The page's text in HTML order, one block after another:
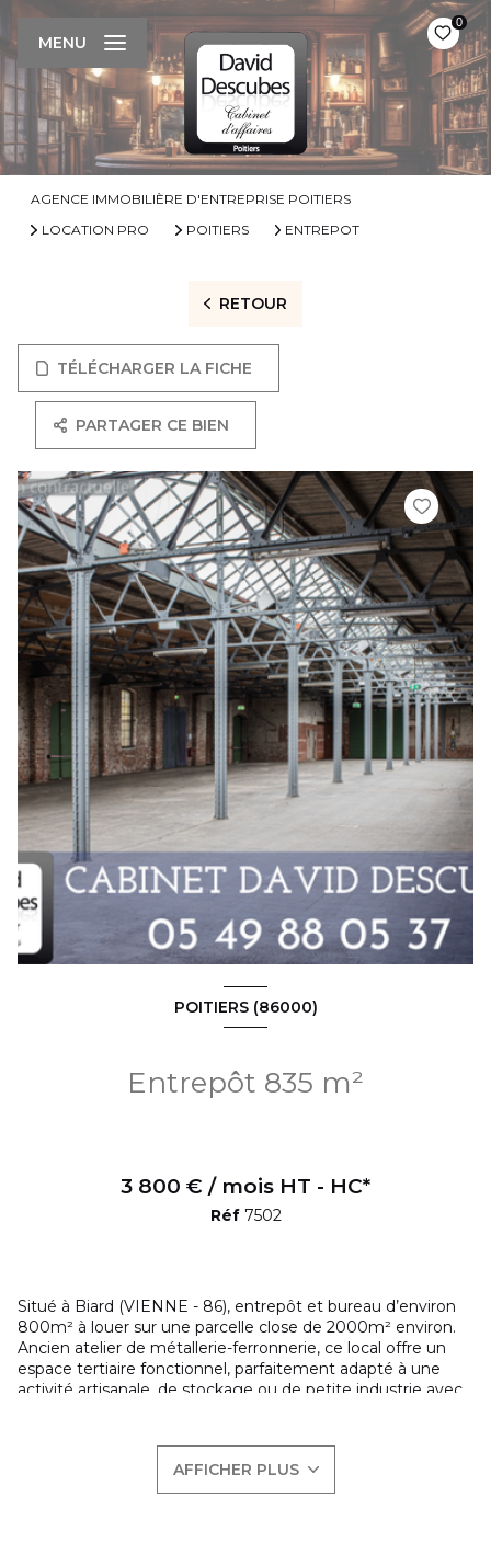
0
MENU
AGENCE IMMOBILIÈRE D'ENTREPRISE POITIERS
LOCATION PRO
POITIERS ENTREPOT
RETOUR
TÉLÉCHARGER LA FICHE
PARTAGER CE BIEN
POITIERS (86000)
Entrepôt 835 m²
3 800 € / mois HT - HC*
Réf 7502
Situé à Biard (VIENNE - 86), entrepôt et bureau d’environ
800m² à louer sur une parcelle close de 2000m² environ.
Ancien atelier de métallerie-ferronnerie, ce local offre un
espace tertiaire fonctionnel, parfaitement adapté à une
activité artisanale, de stockage ou de petite industrie avec
(7m et 6m). Accès direct au hangar avec une porte
sectionnelle (3.90m de haut x 2.5m de large).
Le hangar de 720m² environ est équipé d’un pont de
AFFICHER PLUS